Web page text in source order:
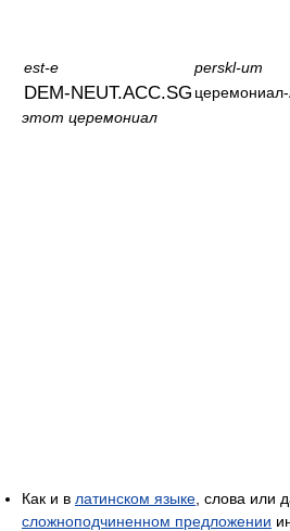
est-e perskl-um
DEM-NEUT.ACC.SG
этот церемониал
Как и в латинском языке , слова или
сложноподчиненном предложении